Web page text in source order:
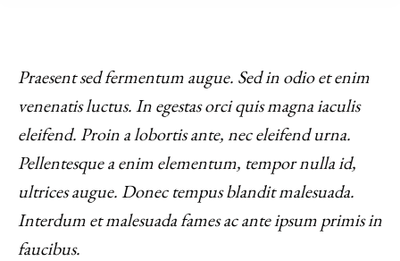
Praesent sed fermentum augue. Sed in odio et enim
venenatis luctus. In egestas orci quis magna iaculis
eleifend. Proin a lobortis ante, nec eleifend urna.
Pellentesque a enim elementum, tempor nulla id,
ultrices augue. Donec tempus blandit malesuada.
Interdum et malesuada fames ac ante ipsum primis in
faucibus.